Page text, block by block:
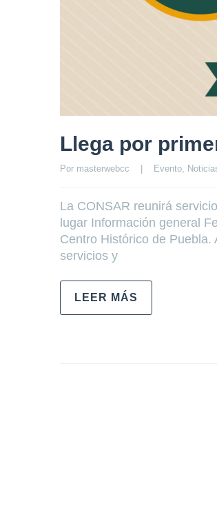
Llega por
Por masterwebcc Evento,
La CONSAR reunirá
lugar Información general
Centro Histórico de
servicios y
LEER MÁS